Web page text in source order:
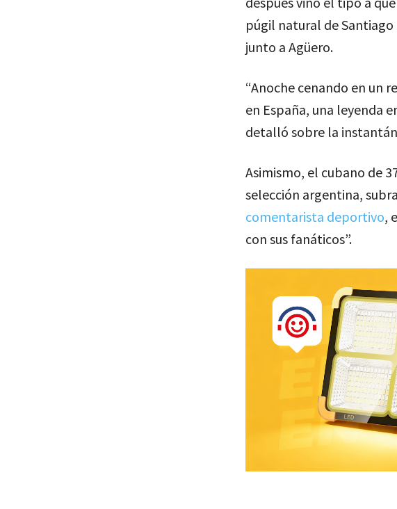
púgil natural de
junto a Agüero.
“Anoche cenando en un
en España, una leyenda
detalló sobre la
Asimismo, el cubano de
selección argentina,
comentarista deportivo,
con sus fanáticos”.